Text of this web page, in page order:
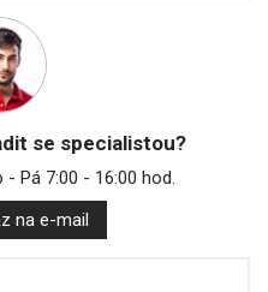
se specialistou?
Pá 7:00 - 16:00 hod.
na e-mail